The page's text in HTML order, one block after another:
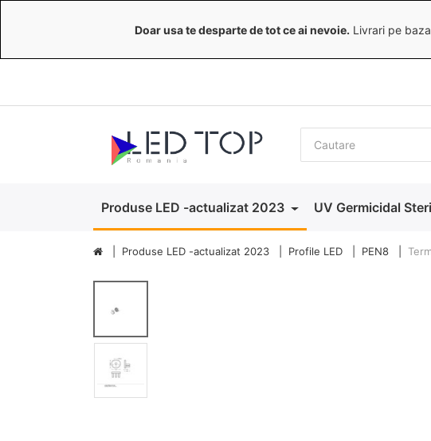
Doar usa te desparte de tot ce ai nevoie. Livrari pe
Produse LED -actualizat 2023 UV Germicidal
Produse LED -actualizat 2023 Profile LED PEN8